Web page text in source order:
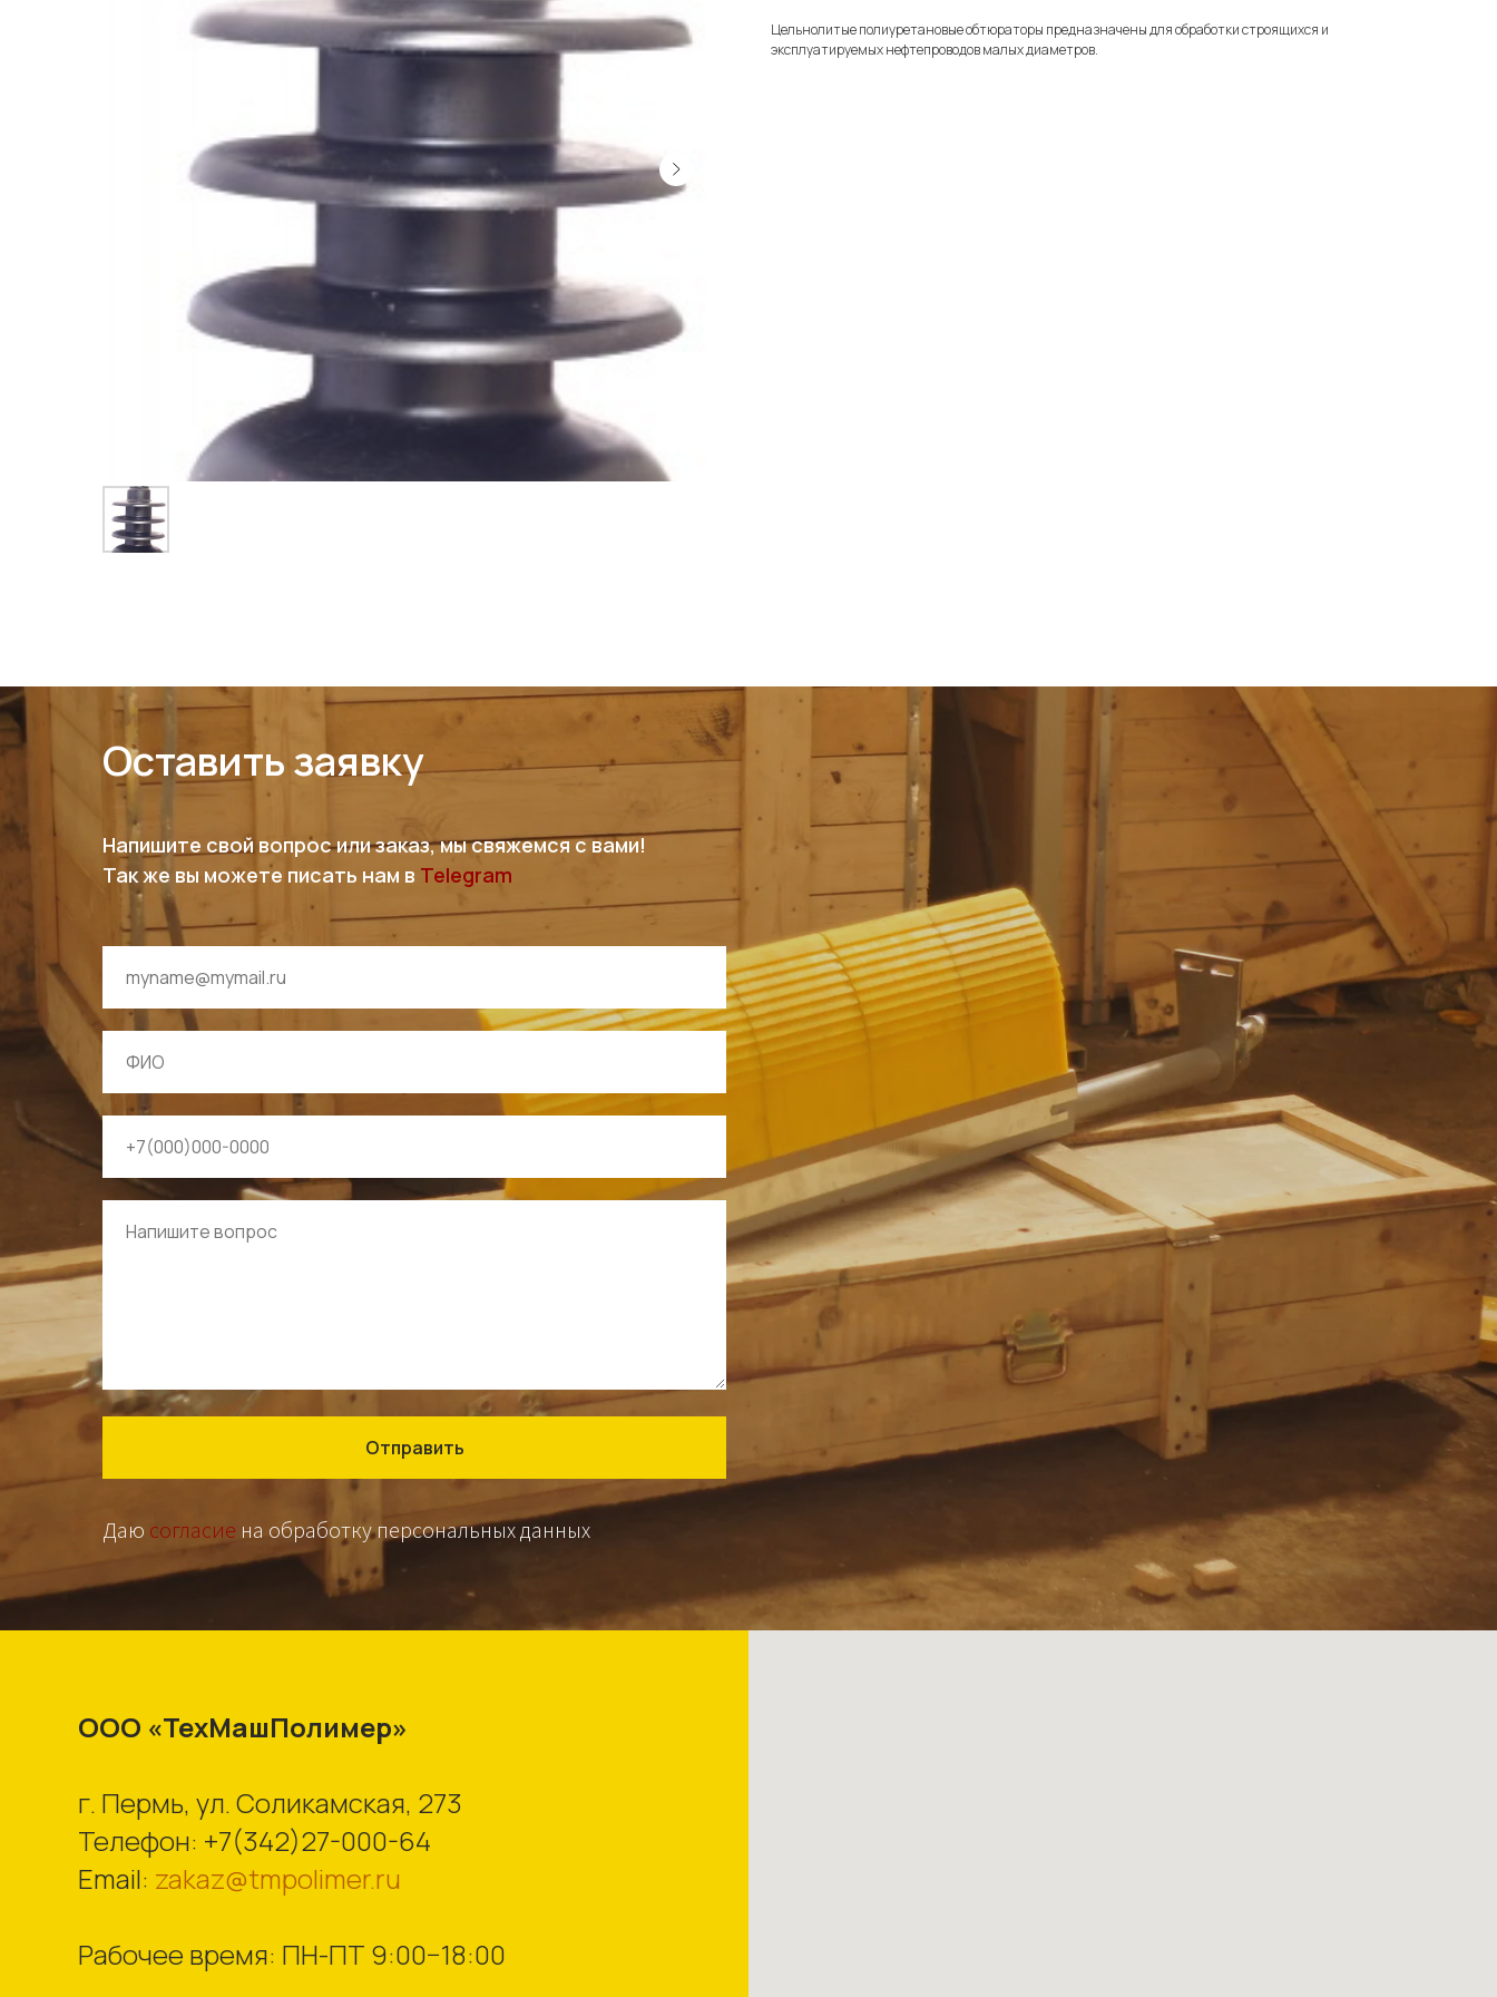
Цельнолитые полиуретановые обтюраторы предназначены для обработки строящихся и
эксплуатируемых нефтепроводов малых диаметров.
Оставить заявку
Напишите свой вопрос или заказ, мы свяжемся с вами!
Так же вы можете писать нам в Telegram
Отправить
Даю согласие на обработку персональных данных
ООО «ТехМашПолимер»
г. Пермь, ул. Соликамская, 273
Телефон: +7(342)27-000-64
Email: zakaz@tmpolimer.ru
Рабочее время: ПН-ПТ 9:00−18:00